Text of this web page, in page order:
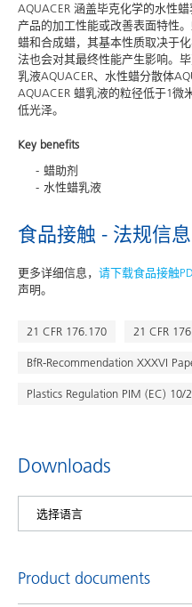
AQUACER 涵盖毕克化学的水性
产品的加工性能或改善表面特性
蜡和合成蜡，其基本性质取决于
法也会对其最终性能产生影响。
乳液AQUACER、水性蜡分散体
AQUACER 蜡乳液的粒径低于1
低光泽。
Key benefits
蜡助剂
水性蜡乳液
食品接触 - 法规信息
更多详细信息， 请下载食品接触
声明。
21 CFR 176.170 21 CFR
BfR-Recommendation XXXVI
Plastics Regulation PIM (EC) 10/
Downloads
Product documents